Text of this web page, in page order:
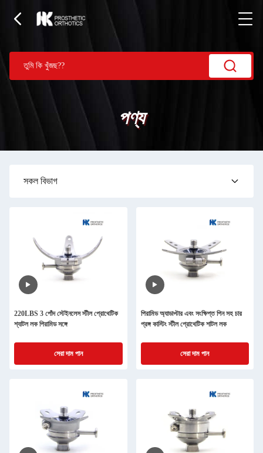
পণ্য
সকল বিভাগ
220LBS 3 পোঁদ স্টেইনলেস স্টীল প্রোথেটিক
শ্যাটল লক পিরামিড সঙ্গে
সেরা দাম পান
পিরামিড অ্যাডাপ্টার এবং সংক্ষিপ্ত পিন সহ চার
প্রঙ্গ কাস্টিং স্টীল প্রোথেটিক শাটল লক
সেরা দাম পান